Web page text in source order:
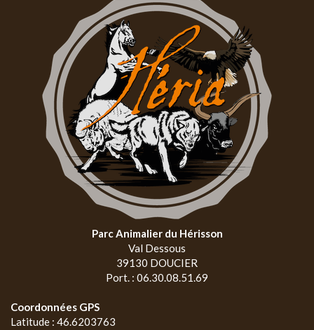
Parc Animalier du Hérisson
Val Dessous
39130 DOUCIER
Port. : 06.30.08.51.69
Coordonnées GPS
Latitude : 46.6203763